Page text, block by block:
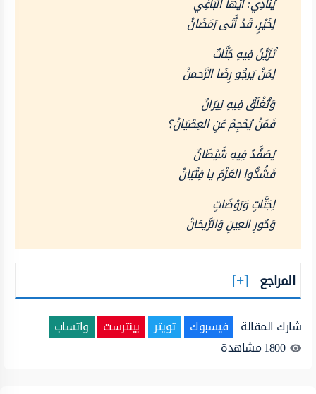
لِخَيْرٍ، قَدْ أَتَى رَمَضَانْ
تُزَيَّنُ فِيهِ جَنَّاتٌ
لِمَنْ يَرجُو رِضَا الرَّحمنْ
وَتُغْلَقُ فِيهِ نِيرَانٌ
فَمَنْ يُحْجِمْ عَنِ العِصْيَانْ؟
يُصَفَّدُ فِيهِ شَيْطَانٌ
فَشُدُّوا العَزْمَ يا فِتْيَانْ
لِجَنَّاتٍ وَرَوْضَاتٍ
وَحُورِ العِينِ وَالرَّيحَانْ
المراجع
شارك المقالة فيسبوك تويتر بينترست
واتساب
1800مشاهدة